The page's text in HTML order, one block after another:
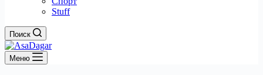
Stuff
Поиск
Меню